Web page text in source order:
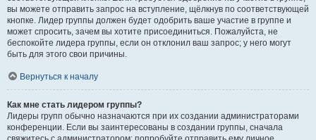
вы можете отправить запрос на вступление, щёлкнув по соответствующей
кнопке. Лидер группы должен будет одобрить ваше участие в группе и
может спросить, зачем вы хотите присоединиться. Пожалуйста, не
беспокойте лидера группы, если он отклонил ваш запрос; у него могут
быть для этого свои причины.
Вернуться к началу
Как мне стать лидером группы?
Лидеры групп обычно назначаются при их создании администраторами
конференции. Если вы заинтересованы в создании группы, сначала